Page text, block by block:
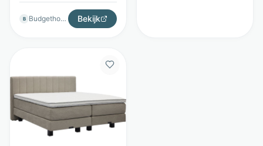
Store
B Budgethomestore Bekijk